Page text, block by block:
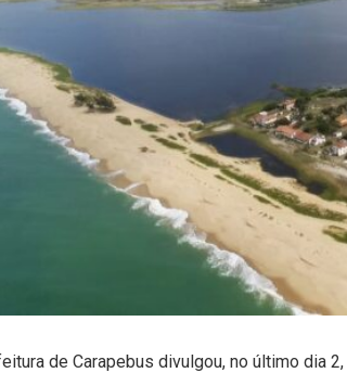
de Carapebus divulgou, no último dia